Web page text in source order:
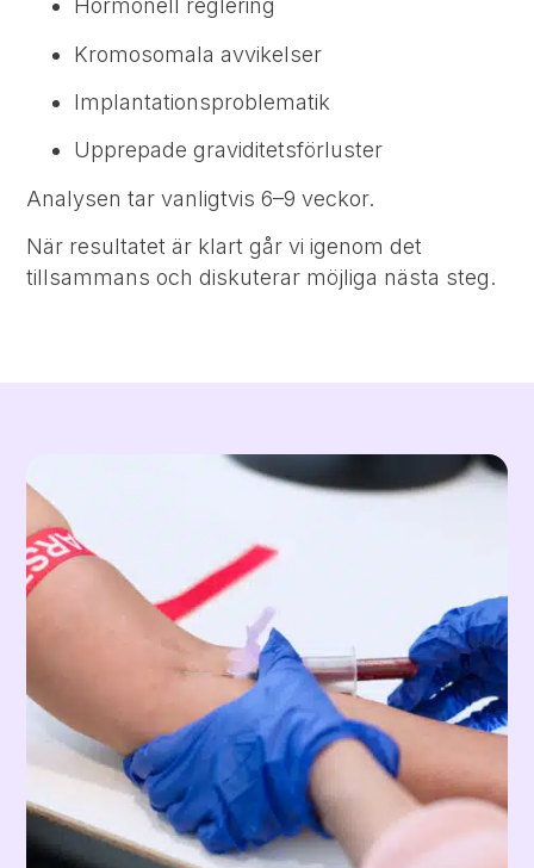
Hormonell reglering
Kromosomala avvikelser
Implantationsproblematik
Upprepade graviditetsförluster
Analysen tar vanligtvis 6–9 veckor.
När resultatet är klart går vi igenom det
tillsammans och diskuterar möjliga nästa steg.